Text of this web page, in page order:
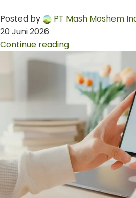
Posted by
PT Mash Moshem
20 Juni 2026
Continue reading